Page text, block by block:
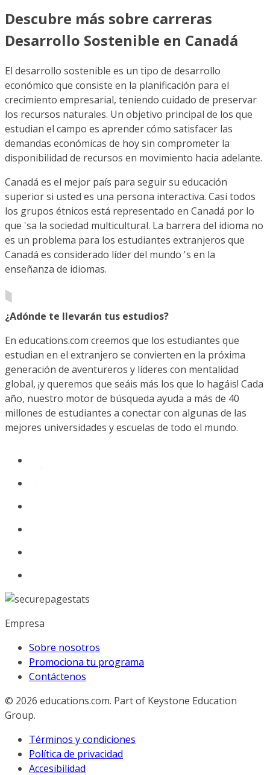
Descubre más sobre carreras
Desarrollo Sostenible en Canadá
El desarrollo sostenible es un tipo de desarrollo
económico que consiste en la planificación para el
crecimiento empresarial, teniendo cuidado de preservar
los recursos naturales. Un objetivo principal de los que
estudian el campo es aprender cómo satisfacer las
demandas económicas de hoy sin comprometer la
disponibilidad de recursos en movimiento hacia adelante.
Canadá es el mejor país para seguir su educación
superior si usted es una persona interactiva. Casi todos
los grupos étnicos está representado en Canadá por lo
que 'sa la sociedad multicultural. La barrera del idioma no
es un problema para los estudiantes extranjeros que
Canadá es considerado líder del mundo 's en la
enseñanza de idiomas.
¿Adónde te llevarán tus estudios?
En educations.com creemos que los estudiantes que
estudian en el extranjero se convierten en la próxima
generación de aventureros y líderes con mentalidad
global, ¡y queremos que seáis más los que lo hagáis! Cada
año, nuestro motor de búsqueda ayuda a más de 40
millones de estudiantes a conectar con algunas de las
mejores universidades y escuelas de todo el mundo.
Empresa
Sobre nosotros
Promociona tu programa
Contáctenos
© 2026 educations.com. Part of Keystone Education
Group.
Términos y condiciones
Política de privacidad
Accesibilidad